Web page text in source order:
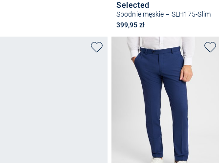
Selected
Spodnie męskie – SLH175-Slim
399,95 zł